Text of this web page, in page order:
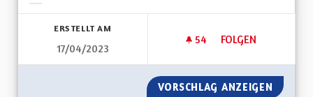
ERSTELLT AM
17/04/2023
54 54 FOLLOWER
FOLGEN
INSTAURER
VORSCHLAG ANZEIGEN